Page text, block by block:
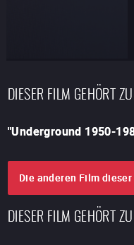
DIESER FILM GEHÖRT
"Underground 1950-
Die anderen Film
DIESER FILM GEHÖRT